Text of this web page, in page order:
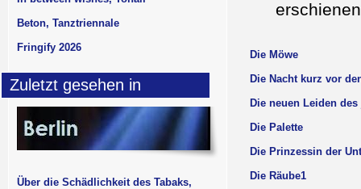
Die Möwe
Die Nacht kurz vor
Die neuen Leiden
Die Palette
Die Prinzessin der
Die Räube1
Beton, Tanztriennale
Fringify 2026
Zuletzt gesehen in
Über die Schädlichkeit des Tabaks,